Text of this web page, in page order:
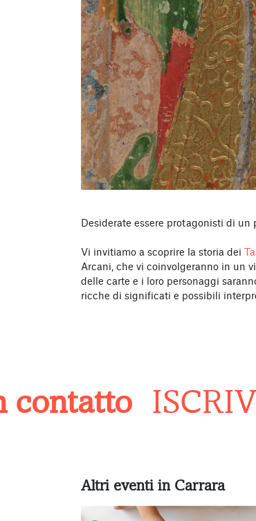
Desiderate essere protagonisti di un
Vi invitiamo a scoprire la storia dei
Arcani, che vi coinvolgeranno in un
delle carte e i loro personaggi
ricche di significati e possibili
Altri eventi in Carrara